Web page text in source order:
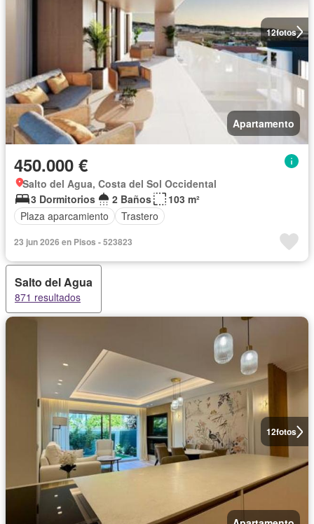
12fotos
Apartamento
450.000 €
Salto del Agua, Costa del Sol Occidental
3 Dormitorios
2 Baños
103 m²
Plaza aparcamiento
Trastero
23 jun 2026 en Pisos - 523823
Salto del Agua
871 resultados
12fotos